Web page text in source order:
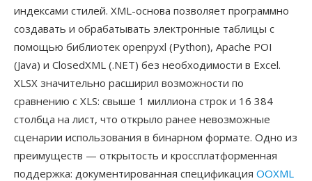
индексами стилей. XML-основа позволяет программно
создавать и обрабатывать электронные таблицы с
помощью библиотек openpyxl (Python), Apache POI
(Java) и ClosedXML (.NET) без необходимости в Excel.
XLSX значительно расширил возможности по
сравнению с XLS: свыше 1 миллиона строк и 16 384
столбца на лист, что открыло ранее невозможные
сценарии использования в бинарном формате. Одно из
преимуществ — открытость и кроссплатформенная
поддержка: документированная спецификация OOXML